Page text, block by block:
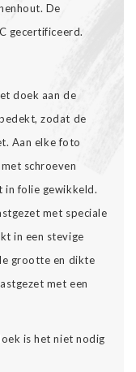
De
gecertificeerd.
doek aan de
zodat de
Aan elke foto
schroeven
folie gewikkeld.
met speciale
in een stevige
grootte en dikte
met een
is het niet nodig